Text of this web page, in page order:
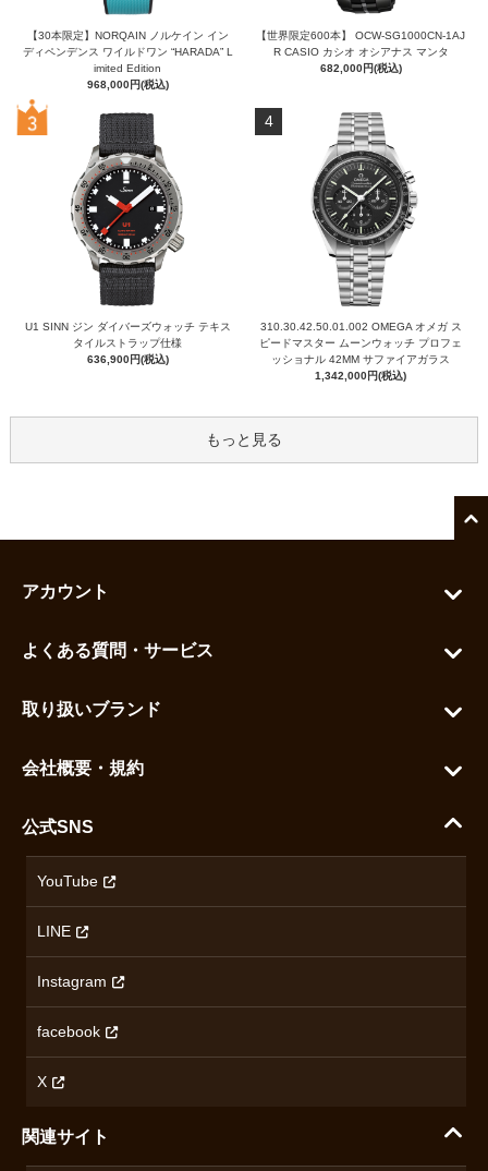
【30本限定】NORQAIN ノルケイン イン
ディペンデンス ワイルドワン “HARADA” L
imited Edition
968,000円(税込)
【世界限定600本】 OCW-SG1000CN-1AJ
R CASIO カシオ オシアナス マンタ
682,000円(税込)
U1 SINN ジン ダイバーズウォッチ テキス
タイルストラップ仕様
636,900円(税込)
4
310.30.42.50.01.002 OMEGA オメガ ス
ピードマスター ムーンウォッチ プロフェ
ッショナル 42MM サファイアガラス
1,342,000円(税込)
もっと見る
アカウント
お気に入りを見る
よくある質問・サービス
ご利用ガイド
配送・送料について
ハラダの保証とアフターサービス
取り扱いブランド
セイコー
カシオ
ミナセ
オリエントスター
ロンジン
チューダー
ブランド一覧を見る
会社概要・規約
沿革
プライバシーポリシー
無断転載・商用利用について
コンテンツ制作ポリシーおよび生成AIの利用指針
公式SNS
YouTube
LINE
Instagram
facebook
X
関連サイト